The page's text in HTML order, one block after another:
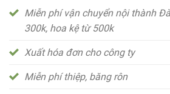
Miễn phí vận chuyển nội thành
300k, hoa kệ từ 500k
Xuất hóa đơn cho công ty
Miễn phí thiệp, băng rôn